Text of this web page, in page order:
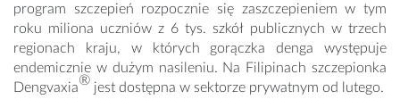
program szczepień rozpocznie się zaszczepieniem w tym
roku miliona uczniów z 6 tys. szkół publicznych w trzech
regionach kraju, w których gorączka denga występuje
endemicznie w dużym nasileniu. Na Filipinach szczepionka
Dengvaxia® jest dostępna w sektorze prywatnym od lutego.